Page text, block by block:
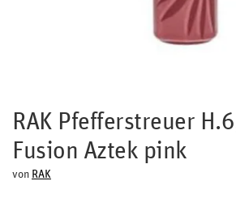
RAK Pfefferstreuer
Fusion Aztek pink
von RAK